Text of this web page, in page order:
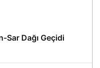
Sar Dağı Geçidi